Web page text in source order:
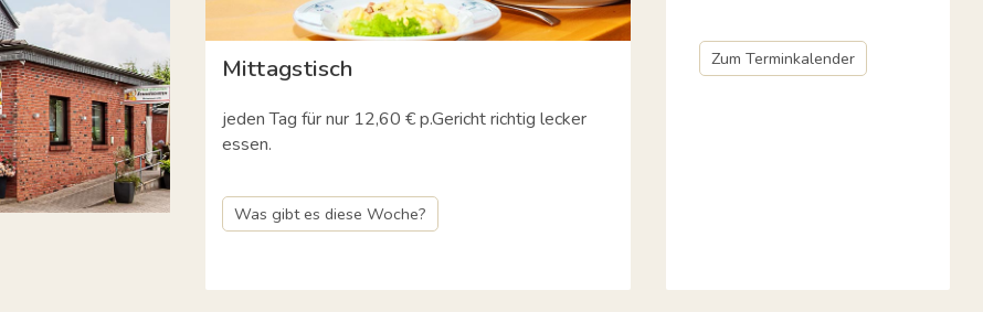
Mittagstisch
jeden Tag für nur 12,60 € p.Gericht richtig lecker
essen.
Was gibt es diese Woche?
Zum Terminkalender